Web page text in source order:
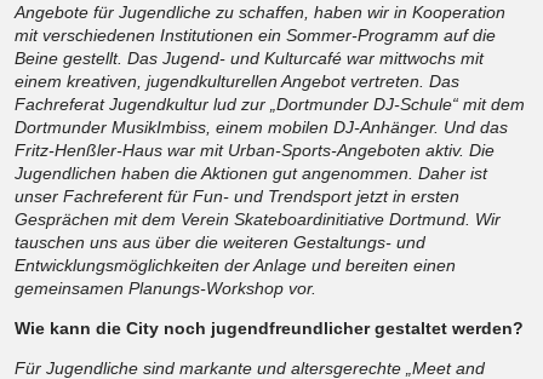
Angebote für Jugendliche zu schaffen, haben wir in Kooperation
mit verschiedenen Institutionen ein Sommer-Programm auf die
Beine gestellt. Das Jugend- und Kulturcafé war mittwochs mit
einem kreativen, jugendkulturellen Angebot vertreten. Das
Fachreferat Jugendkultur lud zur „Dortmunder DJ-Schule“ mit dem
Dortmunder MusikImbiss, einem mobilen DJ-Anhänger. Und das
Fritz-Henßler-Haus war mit Urban-Sports-Angeboten aktiv. Die
Jugendlichen haben die Aktionen gut angenommen. Daher ist
unser Fachreferent für Fun- und Trendsport jetzt in ersten
Gesprächen mit dem Verein Skateboardinitiative Dortmund. Wir
tauschen uns aus über die weiteren Gestaltungs- und
Entwicklungsmöglichkeiten der Anlage und bereiten einen
gemeinsamen Planungs-Workshop vor.
Wie kann die City noch jugendfreundlicher gestaltet werden?
Für Jugendliche sind markante und altersgerechte „Meet and